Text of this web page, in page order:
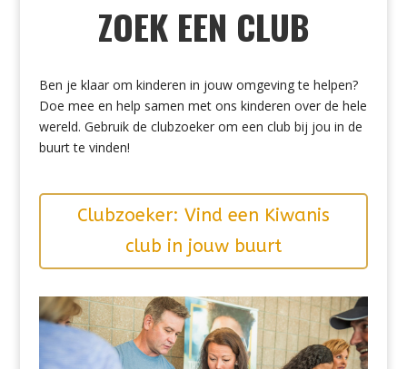
ZOEK EEN CLUB
Ben je klaar om kinderen in jouw omgeving te helpen?
Doe mee en help samen met ons kinderen over de hele
wereld. Gebruik de clubzoeker om een club bij jou in de
buurt te vinden!
Clubzoeker: Vind een Kiwanis
club in jouw buurt